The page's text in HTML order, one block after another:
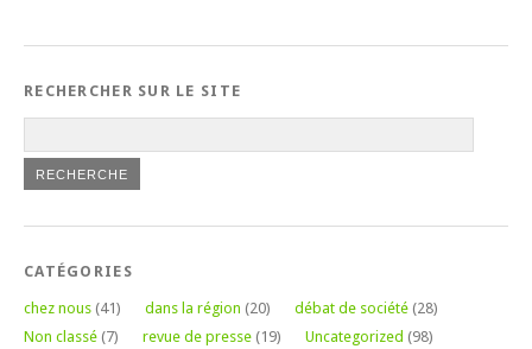
RECHERCHER SUR LE SITE
CATÉGORIES
chez nous (41) dans la région (20) débat de société (28)
Non classé (7) revue de presse (19) Uncategorized (98)